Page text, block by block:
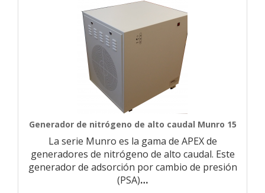
Generador de nitrógeno de alto caudal Munro 15
La serie Munro es la gama de APEX de
generadores de nitrógeno de alto caudal. Este
generador de adsorción por cambio de presión
(PSA)…